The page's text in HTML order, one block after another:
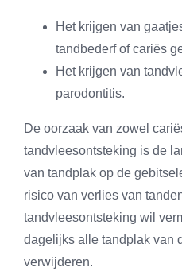
Het krijgen van
tandbederf of cariës
Het krijgen van
parodontitis.
De oorzaak van zowel
tandvleesontsteking is de
van tandplak op de
risico van verlies van
tandvleesontsteking wil
dagelijks alle tandplak van
verwijderen.